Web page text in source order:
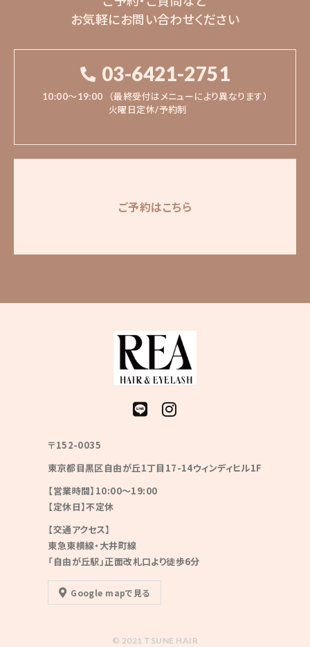
お気軽にお問い合わせください
03-6421-2751
10:00〜19:00
（最終受付はメニューにより異なります）
火曜日定休/予約制
ご予約はこちら
〒152-0035
東京都目黒区自由が丘1丁目17-14ウィンディヒル1F
【営業時間】10:00〜19:00
【定休日】不定休
【交通アクセス】
東急東横線・大井町線
「自由が丘駅」正面改札口より徒歩6分
Google mapで見る
© 2021 TSUNE HAIR